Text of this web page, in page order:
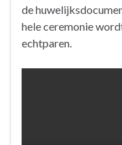
de
hele ceremonie
echtparen.